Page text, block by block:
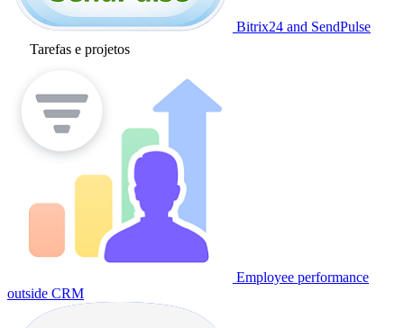
Bitrix24 and SendPulse
Tarefas e projetos
Employee performance
outside CRM